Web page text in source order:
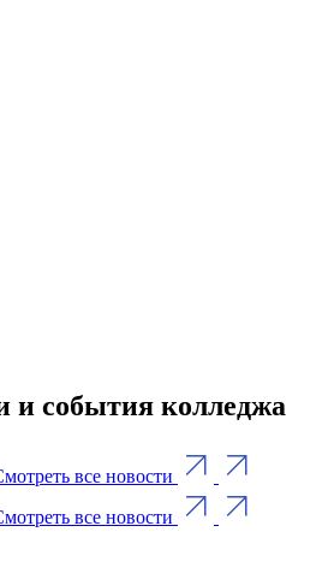
и события колледжа
все новости
все новости